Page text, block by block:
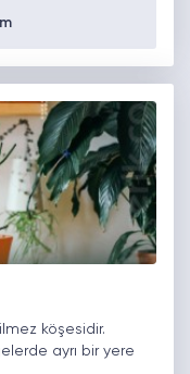
köşesidir.
ayrı bir yere